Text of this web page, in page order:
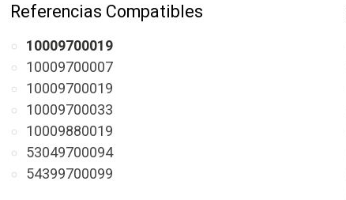
Referencias Compatibles
10009700019
10009700007
10009700019
10009700033
10009880019
53049700094
54399700099